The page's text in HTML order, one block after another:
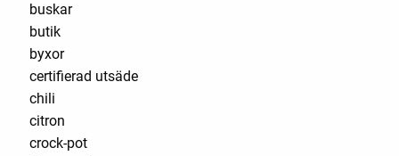
buskar
butik
byxor
certifierad utsäde
chili
citron
crock-pot